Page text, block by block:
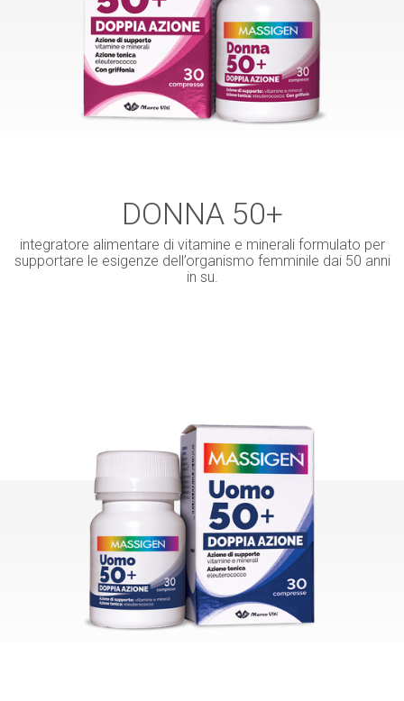
DONNA 50+
integratore alimentare di vitamine e minerali formulato per
supportare le esigenze dell’organismo femminile dai 50 anni
in su.